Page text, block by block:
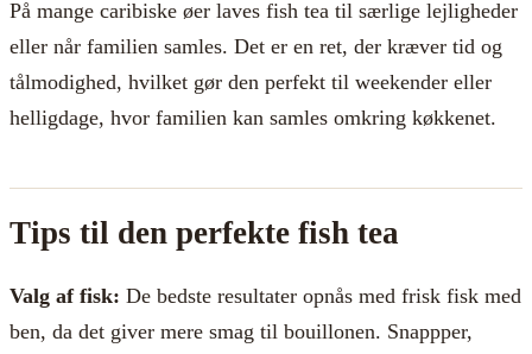
På mange caribiske øer laves fish tea til særlige lejligheder
eller når familien samles. Det er en ret, der kræver tid og
tålmodighed, hvilket gør den perfekt til weekender eller
helligdage, hvor familien kan samles omkring køkkenet.
Tips til den perfekte fish tea
Valg af fisk: De bedste resultater opnås med frisk fisk med
ben, da det giver mere smag til bouillonen. Snappper,